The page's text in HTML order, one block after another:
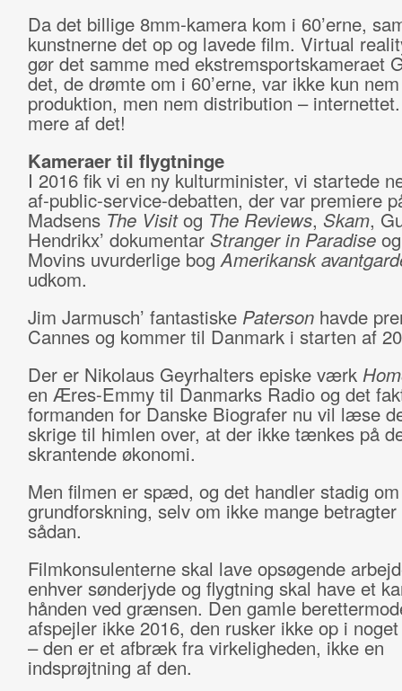
Da det billige 8mm-kamera kom i 60’erne,
kunstnerne det op og lavede film. Virtual
gør det samme med ekstremsportskameraet
det, de drømte om i 60’erne, var ikke kun nem
produktion, men nem distribution –
mere af det!
Kameraer til flygtninge
I 2016 fik vi en ny kulturminister, vi startede
af-public-service-debatten, der var premiere
Madsens The Visitog The Reviews, Skam,
Hendrikx’ dokumentar Stranger in Paradise
Movins uvurderlige bogAmerikansk
udkom.
Jim Jarmusch’ fantastiske Paterson havde
Cannes og kommer til Danmark i starten af
Der er Nikolaus Geyrhalters episke værk
en Æres-Emmy til Danmarks Radio og det
formanden for Danske Biografer nu vil læse
skrige til himlen over, at der ikke tænkes på
skrantende økonomi.
Men filmen er spæd, og det handler stadig om
grundforskning, selv om ikke mange
sådan.
Filmkonsulenterne skal lave opsøgende
enhver sønderjyde og flygtning skal have et
hånden ved grænsen. Den gamle
afspejler ikke 2016, den rusker ikke op i
– den er et afbræk fra virkeligheden, ikke en
indsprøjtning af den.